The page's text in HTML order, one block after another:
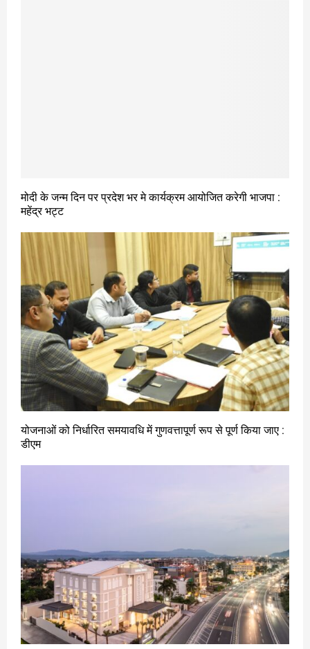
मोदी के जन्म दिन पर प्रदेश भर मे कार्यक्रम आयोजित करेगी भाजपा :
महेंद्र भट्ट
योजनाओं को निर्धारित समयावधि में गुणवत्तापूर्ण रूप से पूर्ण किया जाए :
डीएम